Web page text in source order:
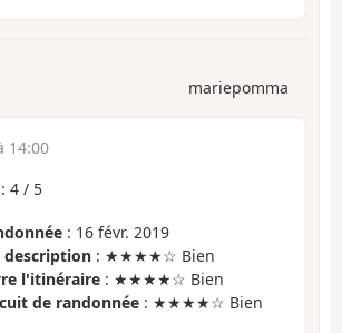
mariepomma
14:00
: 4 / 5
: 16 févr. 2019
description : ★★★★☆ Bien
l'itinéraire : ★★★★☆ Bien
de randonnée : ★★★★☆ Bien